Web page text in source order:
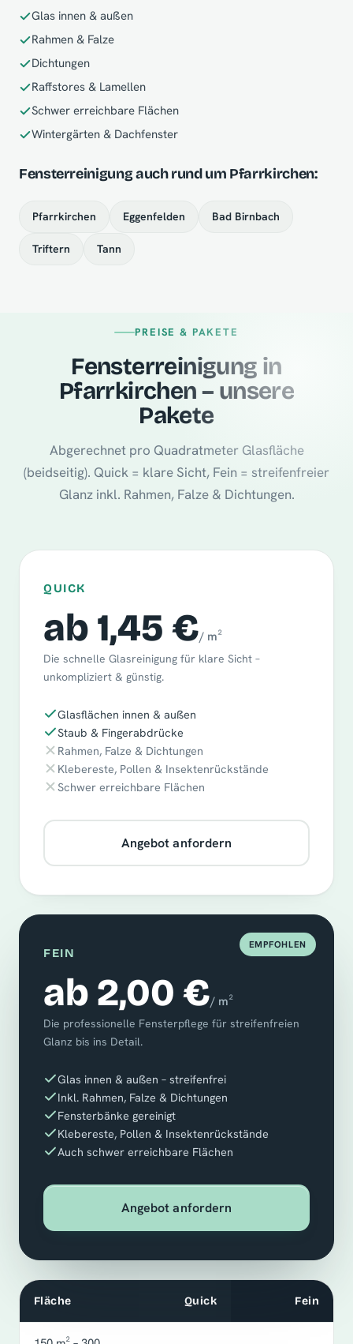
Glas innen & außen
Rahmen & Falze
Dichtungen
Raffstores & Lamellen
Schwer erreichbare Flächen
Wintergärten & Dachfenster
Fensterreinigung auch rund um Pfarrkirchen:
Pfarrkirchen Eggenfelden Bad Birnbach
Triftern Tann
PREISE & PAKETE
Fensterreinigung in
Pfarrkirchen – unsere
Pakete
Abgerechnet pro Quadratmeter Glasfläche
(beidseitig). Quick = klare Sicht, Fein = streifenfreier
Glanz inkl. Rahmen, Falze & Dichtungen.
QUICK
ab 1,45 €/ m²
Die schnelle Glasreinigung für klare Sicht –
unkompliziert & günstig.
Glasflächen innen & außen
Staub & Fingerabdrücke
Rahmen, Falze & Dichtungen
Klebereste, Pollen & Insektenrückstände
Schwer erreichbare Flächen
Angebot anfordern
EMPFOHLEN
FEIN
ab 2,00 €/ m²
Die professionelle Fensterpflege für streifenfreien
Glanz bis ins Detail.
Glas innen & außen – streifenfrei
Inkl. Rahmen, Falze & Dichtungen
Fensterbänke gereinigt
Klebereste, Pollen & Insektenrückstände
Auch schwer erreichbare Flächen
Angebot anfordern
Fläche Quick Fein